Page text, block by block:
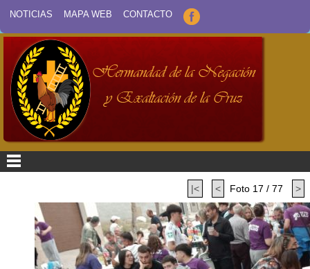
NOTICIAS MAPA WEB CONTACTO
|< < Foto 17 / 77 >